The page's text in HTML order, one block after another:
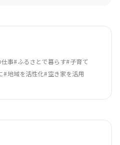
事 ふるさとで暮らす 子育て
地域を活性化 空き家を活用